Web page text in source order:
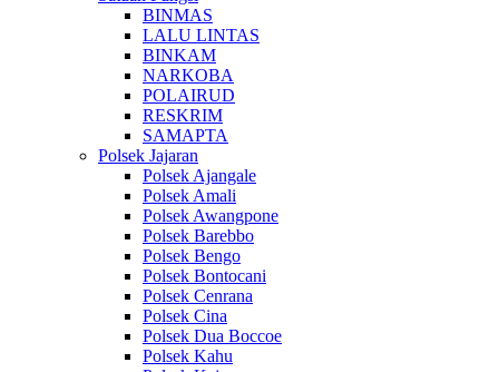
BINMAS
LALU LINTAS
BINKAM
NARKOBA
POLAIRUD
RESKRIM
SAMAPTA
Polsek Jajaran
Polsek Ajangale
Polsek Amali
Polsek Awangpone
Polsek Barebbo
Polsek Bengo
Polsek Bontocani
Polsek Cenrana
Polsek Cina
Polsek Dua Boccoe
Polsek Kahu